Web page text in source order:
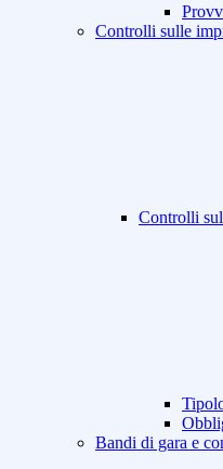
Controlli sulle
Controlli
Bandi di gara e